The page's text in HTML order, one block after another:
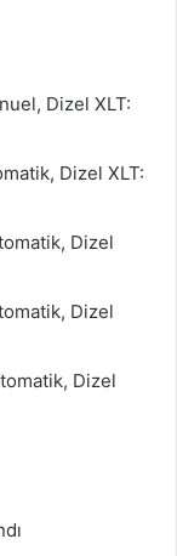
Dizel XLT:
Dizel XLT:
Dizel
Dizel
Dizel